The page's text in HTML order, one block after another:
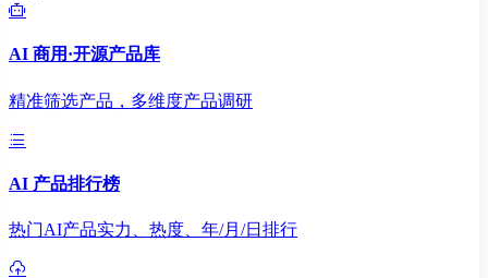
AI 商用·开源产品库
精准筛选产品，多维度产品调研
AI 产品排行榜
热门AI产品实力、热度、年/月/日排行